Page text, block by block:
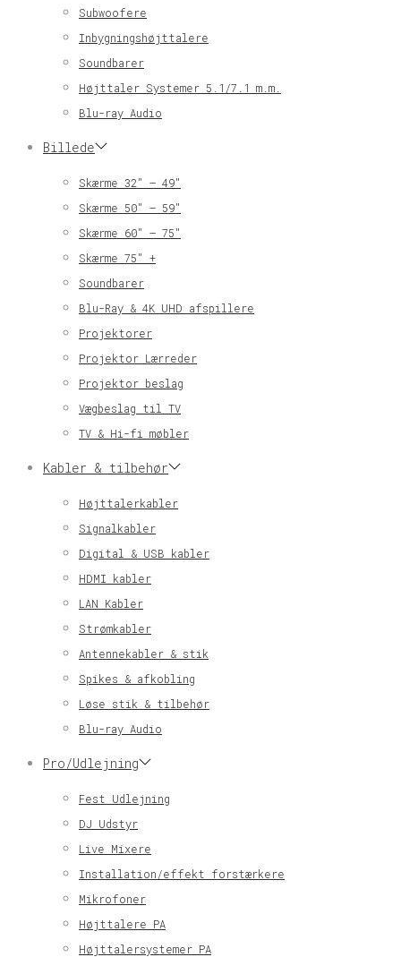
Subwoofere
Inbygningshøjttalere
Soundbarer
Højttaler Systemer 5.1/7.1 m.m.
Blu-ray Audio
Billede
Skærme 32″ – 49″
Skærme 50″ – 59″
Skærme 60″ – 75″
Skærme 75″ +
Soundbarer
Blu-Ray & 4K UHD afspillere
Projektorer
Projektor Lærreder
Projektor beslag
Vægbeslag til TV
TV & Hi-fi møbler
Kabler & tilbehør
Højttalerkabler
Signalkabler
Digital & USB kabler
HDMI kabler
LAN Kabler
Strømkabler
Antennekabler & stik
Spikes & afkobling
Løse stik & tilbehør
Blu-ray Audio
Pro/Udlejning
Fest Udlejning
DJ Udstyr
Live Mixere
Installation/effekt forstærkere
Mikrofoner
Højttalere PA
Højttalersystemer PA